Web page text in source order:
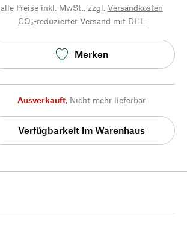
alle Preise inkl. MwSt., zzgl. Versandkosten
CO₂-reduzierter Versand mit DHL
Merken
Ausverkauft, Nicht mehr lieferbar
Verfügbarkeit im Warenhaus